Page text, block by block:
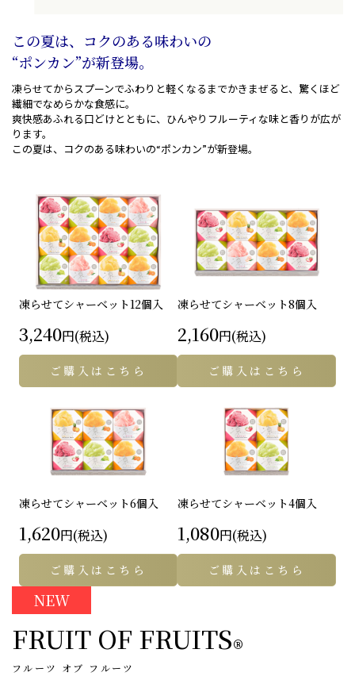
この夏は、コクのある味わいの
“ポンカン”が新登場。
凍らせてからスプーンでふわりと軽くなるまでかきまぜると、 驚くほど
繊細でなめらかな食感に。
爽快感あふれる口どけとともに、ひんやりフルーティな味と香りが広が
ります。
この夏は、コクのある味わいの“ポンカン”が新登場。
凍らせてシャーベット 12個入
3,240円(税込)
ご購入はこちら
凍らせてシャーベット8個入
2,160円(税込)
ご購入はこちら
凍らせてシャーベット6個入
1,620円(税込)
ご購入はこちら
凍らせてシャーベット4個入
1,080円(税込)
ご購入はこちら
NEW
FRUIT OF FRUITS®
フルーツ オブ フルーツ